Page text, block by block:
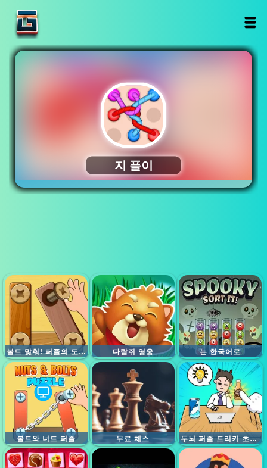
볼트 맞춰! 퍼즐의 도전 다람쥐 영웅 는 한국어로
볼트와 너트 퍼즐 무료 체스 두뇌 퍼즐 트리키 초이스